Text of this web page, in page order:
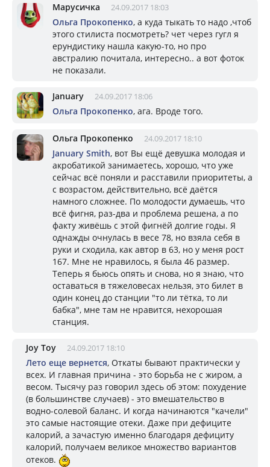
Марусичка 24.09.2017 18:03
Ольга Прокопенко, а куда тыкать то надо ,чтоб
этого стилиста посмотреть? чет через гугл я
ерундистику нашла какую-то, но про
австралию почитала, интересно.. а вот фоток
не показали.
January 24.09.2017 18:06
Ольга Прокопенко, ага. Вроде того.
Ольга Прокопенко 24.09.2017 18:10
January Smith, вот Вы ещё девушка молодая и
акробатикой занимаетесь, хорошо, что уже
сейчас всё поняли и расставили приоритеты, а
с возрастом, действительно, всё даётся
намного сложнее. По молодости думаешь, что
всё фигня, раз-два и проблема решена, а по
факту живёшь с этой фигнёй долгие годы. Я
однажды очнулась в весе 78, но взяла себя в
руки и сходила, как автор в 63, но у меня рост
167. Мне не нравилось, я была 46 размер.
Теперь я бьюсь опять и снова, но я знаю, что
оставаться в тяжеловесах нельзя, это билет в
один конец до станции "то ли тётка, то ли
бабка", мне там не нравится, нехорошая
станция.
Joy Toy 24.09.2017 18:10
Лето еще вернется, Откаты бывают практически у
всех. И главная причина - это борьба не с жиром, а
весом. Тысячу раз говорил здесь об этом: похудение
(в большинстве случаев) - это вмешательство в
водно-солевой баланс. И когда начинаются "качели"
это самые настоящие отеки. Даже при дефиците
калорий, а зачастую именно благодаря дефициту
калорий, получаем великое множество вариантов
отеков.